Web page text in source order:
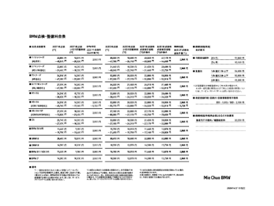
オンライン入庫予約 店舗一覧